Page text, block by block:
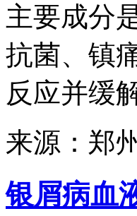
主要成分
抗菌、镇
反应并缓
来源：郑
银屑病血